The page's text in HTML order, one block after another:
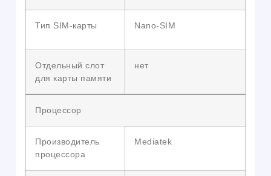
Тип SIM-карты Nano-SIM
Отдельный слот
для карты памяти
нет
Процессор
Производитель
процессора
Mediatek